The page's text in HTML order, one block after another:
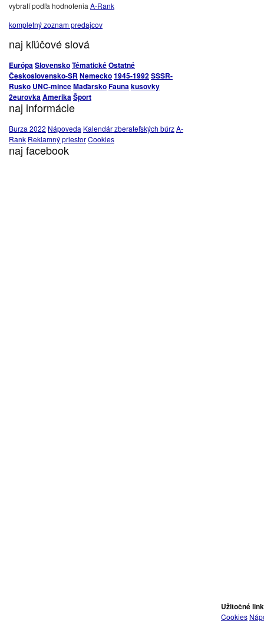
vybratí podľa hodnotenia A-Rank
kompletný zoznam predajcov
naj kľúčové slová
EurópaSlovenskoTématickéOstatné
Československo-SR Nemecko1945-1992SSSR-
Rusko UNC-minceMaďarskoFaunakusovky
2eurovkaAmerikaŠport
naj informácie
Burza 2022 Nápoveda Kalendár zberateľských búrzA-
Rank Reklamný priestorCookies
naj facebook
Užitočné
Cookies